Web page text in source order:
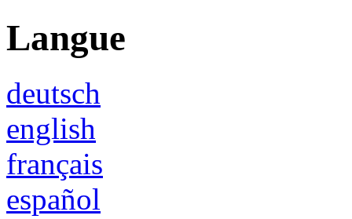
Langue
deutsch
english
français
español